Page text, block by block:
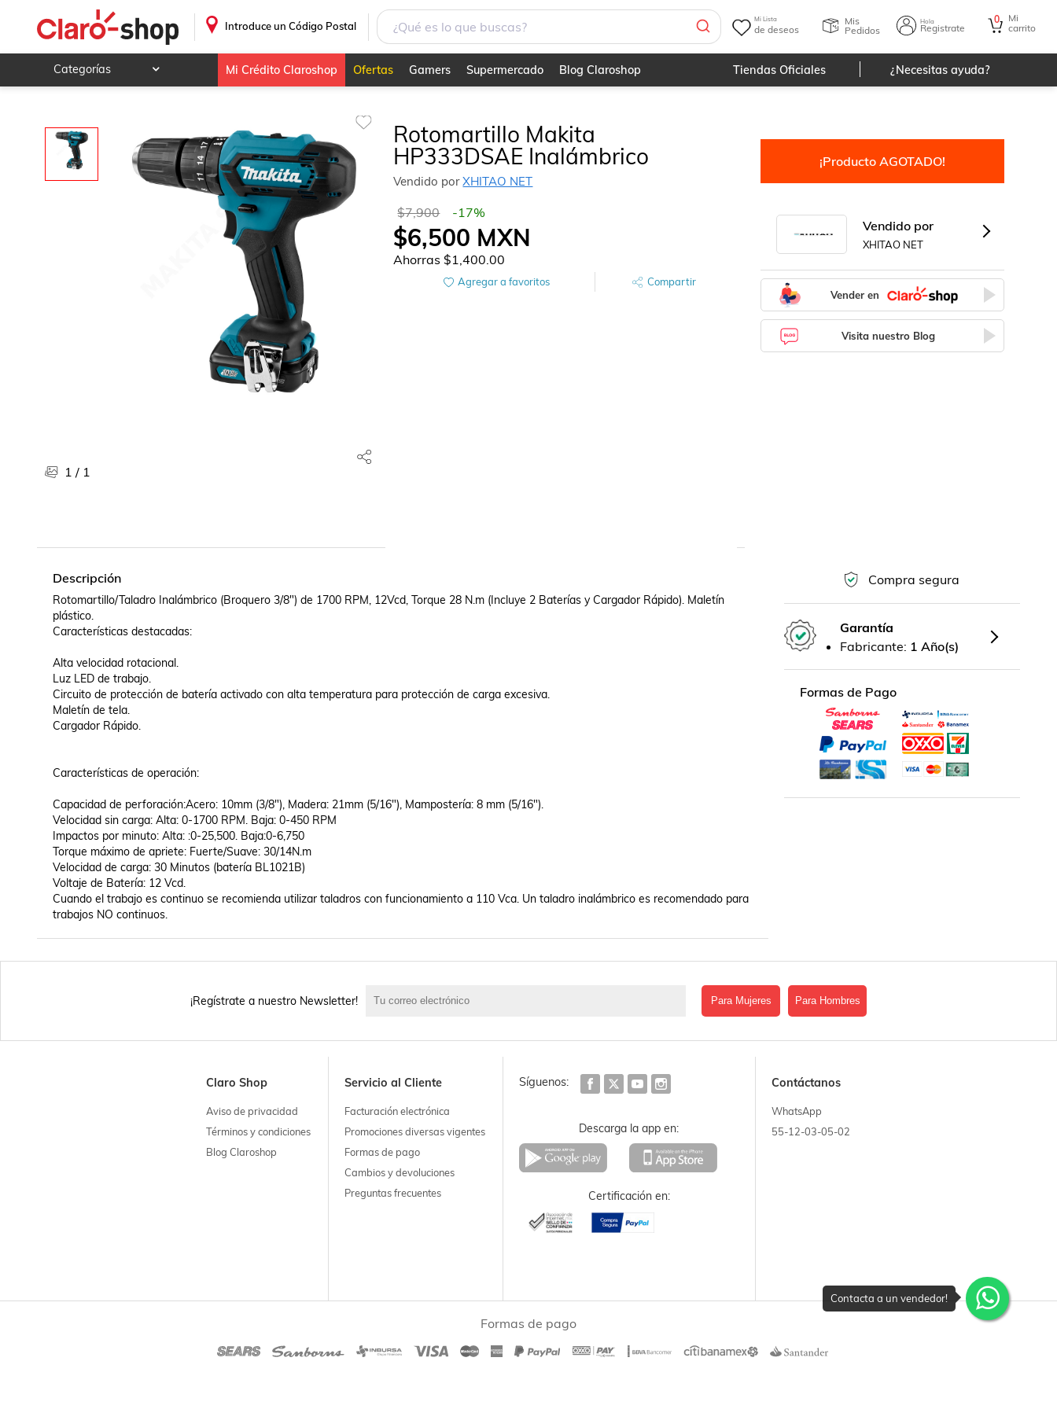
Introduce un Código Postal
Mi Lista
de deseos
Mis
Pedidos
Hola
Registrate
0
Mi
carrito
Categorías
Videojuegos
Hogar y jardín
Deportes y ocio
Farmacia
Mi Crédito Claroshop Ofertas Gamers Supermercado Blog Claroshop Tiendas Oficiales ¿Necesitas ayuda?
1 / 1
Rotomartillo Makita
HP333DSAE Inalámbrico
Vendido porXHITAO NET
$7,900 -17%
$6,500 MXN
Ahorras$1,400.00
Agregar a favoritos Compartir
¡Producto AGOTADO!
Vendido por
XHITAO NET
Vender en
Visita nuestro Blog
Descripción
Rotomartillo/Taladro Inalámbrico (Broquero 3/8") de 1700 RPM, 12Vcd, Torque 28 N.m (Incluye 2 Baterías y Cargador Rápido). Maletín
plástico.
Características destacadas:
Alta velocidad rotacional.
Luz LED de trabajo.
Circuito de protección de batería activado con alta temperatura para protección de carga excesiva.
Maletín de tela.
Cargador Rápido.
Características de operación:
Capacidad de perforación:Acero: 10mm (3/8"), Madera: 21mm (5/16"), Mampostería: 8 mm (5/16").
Velocidad sin carga: Alta: 0-1700 RPM. Baja: 0-450 RPM
Impactos por minuto: Alta: :0-25,500. Baja:0-6,750
Torque máximo de apriete: Fuerte/Suave: 30/14N.m
Velocidad de carga: 30 Minutos (batería BL1021B)
Voltaje de Batería: 12 Vcd.
Cuando el trabajo es continuo se recomienda utilizar taladros con funcionamiento a 110 Vca. Un taladro inalámbrico es recomendado para
trabajos NO continuos.
Compra segura
Garantía
Fabricante: 1 Año(s)
Formas de Pago
Contacta a un vendedor!
¡Regístrate a nuestro Newsletter! Para Mujeres Para Hombres
Claro Shop
Aviso de privacidad
Términos y condiciones
Blog Claroshop
Servicio al Cliente
Facturación electrónica
Promociones diversas vigentes
Formas de pago
Cambios y devoluciones
Preguntas frecuentes
Síguenos:
Descarga la app en:
Certificación en:
Contáctanos
WhatsApp
55-12-03-05-02
Formas de pago
Rotomartillo Makita HP333DSAE Inalámbrico